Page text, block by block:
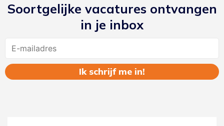
Soortgelijke vacatures ontvangen
in je inbox